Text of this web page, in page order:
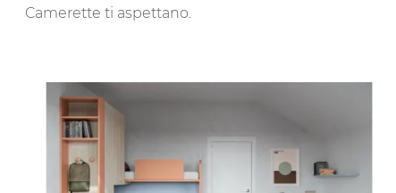
Camerette ti aspettano.